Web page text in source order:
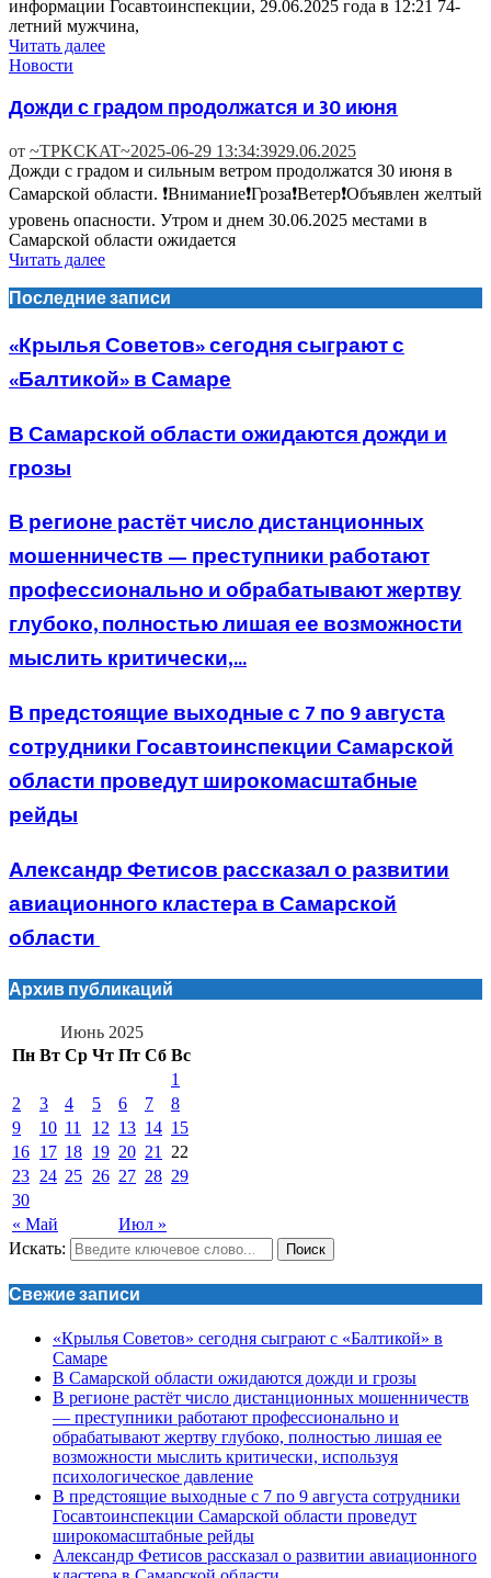
информации Госавтоинспекции, 29.06.2025 года в 12:21 74-
летний мужчина,
Читать далее
Новости
Дожди с градом продолжатся и 30 июня
от ~TPKCKAT~2025-06-29 13:34:3929.06.2025
Дожди с градом и сильным ветром продолжатся 30 июня в
Самарской области. ❗️Внимание❗️Гроза❗️Ветер❗️Объявлен желтый
уровень опасности. Утром и днем 30.06.2025 местами в
Самарской области ожидается
Читать далее
Последние записи
«Крылья Советов» сегодня сыграют с
«Балтикой» в Самаре
В Самарской области ожидаются дожди и
грозы
В регионе растёт число дистанционных
мошенничеств — преступники работают
профессионально и обрабатывают жертву
глубоко, полностью лишая ее возможности
мыслить критически,...
В предстоящие выходные с 7 по 9 августа
сотрудники Госавтоинспекции Самарской
области проведут широкомасштабные
рейды
Александр Фетисов рассказал о развитии
авиационного кластера в Самарской
области
Архив публикаций
Июнь 2025
Пн Вт Ср Чт Пт Сб Вс
« Май Июл »
1
2
3 4 5 6 7
8
9
10 11 12 13 14 15
16 17 18 19 20 21
22
23 24 25 26 27 28 29
30
Искать: Поиск
Свежие записи
«Крылья Советов» сегодня сыграют с «Балтикой» в
Самаре
В Самарской области ожидаются дожди и грозы
В регионе растёт число дистанционных мошенничеств
— преступники работают профессионально и
обрабатывают жертву глубоко, полностью лишая ее
возможности мыслить критически, используя
психологическое давление
В предстоящие выходные с 7 по 9 августа сотрудники
Госавтоинспекции Самарской области проведут
широкомасштабные рейды
Александр Фетисов рассказал о развитии авиационного